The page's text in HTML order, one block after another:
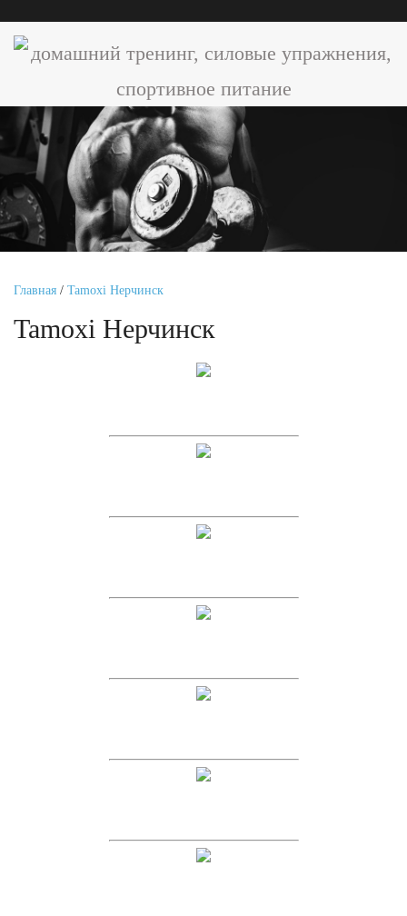
Главная / Tamoxi Нерчинск
Tamoxi Нерчинск